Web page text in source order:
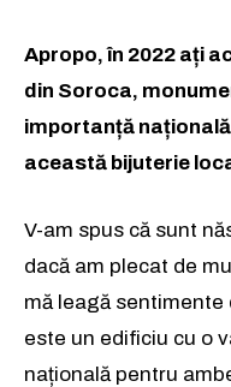
Rămâi
Rămâi
Apropo, în 2022 ați
din Soroca,
importanță
această bijuterie
V-am spus că sunt
dacă am plecat de
mă leagă
este un edificiu cu o
națională pentru